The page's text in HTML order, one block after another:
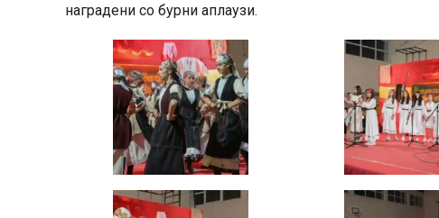
наградени со бурни аплаузи.